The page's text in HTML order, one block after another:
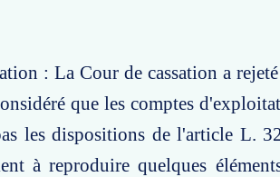
: La Cour de cassation a
que les comptes
les dispositions de l'article L.
à reproduire quelques